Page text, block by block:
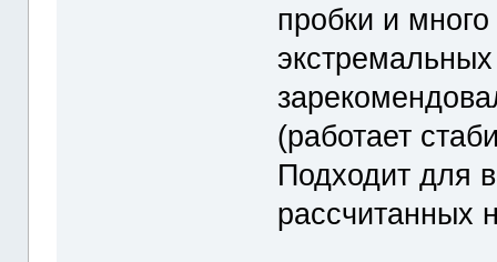
пробки и
(работает
Подходит для
рассчитанных